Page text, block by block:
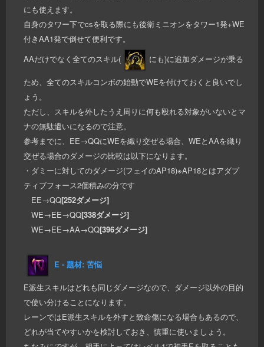
にも使えます。
自身のタワー下でcsを取る際にも後衛ミニオンをタワー1発+WE
付きAA1発で倒せて便利です。
AAだけでなく全てのスキル(
にも)に追加ダメージが乗る
ため、全てのスキルコンボの始動でWEを付けておくと良いでし
ょう。
ただし、スキルを外したうえ周りに何も殴れる対象がいないとマ
ナの無駄遣いになるので注意。
参考までに、EE→QQにWEを織り交ぜる場合、WEとAAを織り
交ぜる場合のダメージの比較は以下になります。
・ダミーに対してのダメージ(フェイのAP18)※AP18とはアダプ
ティブフォース2個積みの分です
EE→QQ[252ダメージ]
WE→EE→QQ[338ダメージ]
WE→EE→AA→QQ[396ダメージ]
E - 題材: 苦悩
E派生スキルはどれも同じダメージなので、ダメージ以外の目的
で使い分けることになります。
レーンではE派生スキルを外すと致命傷になる場合もあるので、
どれが当てやすいかを検討しておき、慎重に使いましょう。